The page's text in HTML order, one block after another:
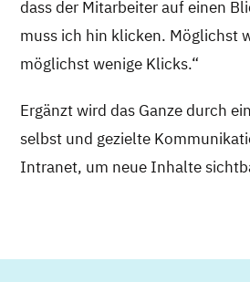
dass der Mitarbeiter auf einen
muss ich hin klicken. Möglichst
möglichst wenige Klicks.“
Ergänzt wird das Ganze durch
selbst und gezielte
Intranet, um neue Inhalte